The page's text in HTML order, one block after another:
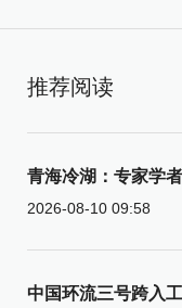
推荐阅读
青海冷湖：专家学
2026-08-10 09:58
中国环流三号跨入